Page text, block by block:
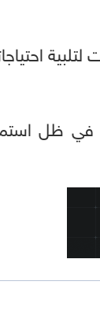
في ظل